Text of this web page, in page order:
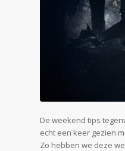
De weekend tips
echt een keer gezien
Zo hebben we deze